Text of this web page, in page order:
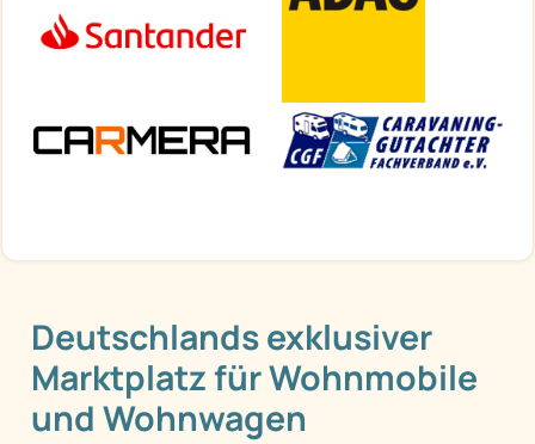
Deutschlands exklusiver
Marktplatz für Wohnmobile
und Wohnwagen